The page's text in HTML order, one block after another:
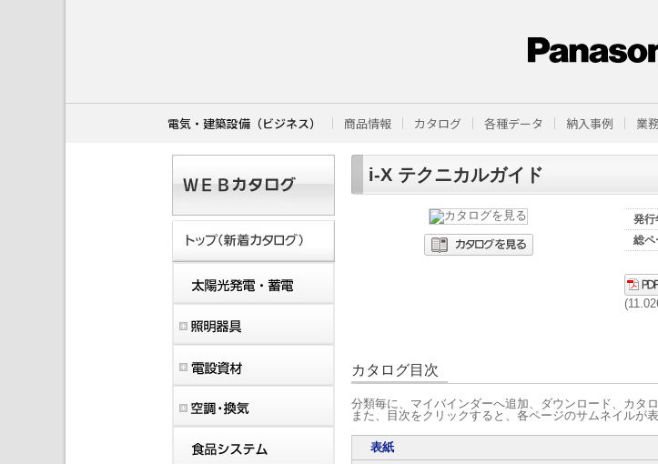
電気・建築設備（ビジネス） 商品情報 カタログ 各種データ 納入事例 業
i-X テクニカルガイド
発行
総ペ
カタログ目次
分類毎に、マイバインダーへ追加、ダウンロード、カタロ
また、目次をクリックすると、各ページのサムネイルが
表紙